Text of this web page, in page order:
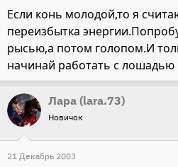
Если конь молодой,то я
переизбытка
рысью,а потом голопом.И
начинай работать с лошадью
Лара (lara.73)
Новичок
21 Декабрь 2003